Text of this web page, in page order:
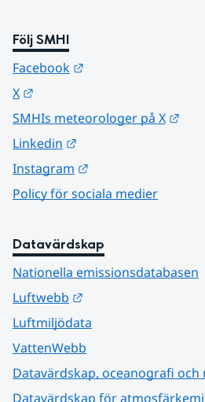
Följ SMHI
Facebook
X
SMHIs meteorologer på X
Linkedin
Instagram
Policy för sociala medier
Datavärdskap
Nationella emissionsdatabasen
Luftwebb
Luftmiljödata
VattenWebb
Datavärdskap, oceanografi
Datavärdskap för atmosfärkemi